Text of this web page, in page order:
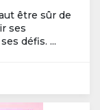
être sûr de
ses
défis. ...